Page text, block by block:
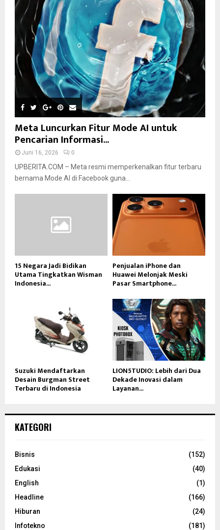
Meta Luncurkan Fitur Mode AI untuk
Pencarian Informasi...
Juni 16, 2026 0
UPBERITA.COM – Meta resmi memperkenalkan fitur terbaru
bernama Mode AI di Facebook guna...
15 Negara Jadi Bidikan
Utama Tingkatkan Wisman
Indonesia...
Penjualan iPhone dan
Huawei Melonjak Meski
Pasar Smartphone...
Suzuki Mendaftarkan
Desain Burgman Street
Terbaru di Indonesia
LION5TUDIO: Lebih dari Dua
Dekade Inovasi dalam
Layanan...
KATEGORI
Bisnis
(152)
Edukasi
(40)
English
(1)
Headline
(166)
Hiburan
(24)
Infotekno
(181)